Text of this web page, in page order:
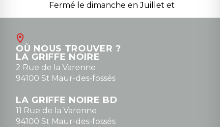
Fermé le dimanche en Juillet et
Août
contact@la-griffe-noire.com
0148836747
OÙ NOUS TROUVER ?
LA GRIFFE NOIRE
2 Rue de la Varenne
94100 St Maur-des-fossés
LA GRIFFE NOIRE BD
11 Rue de la Varenne
94100 St Maur-des-fossés